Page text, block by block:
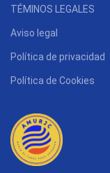
TÉMINOS LEGALES
Aviso legal
Política de privacidad
Política de Cookies